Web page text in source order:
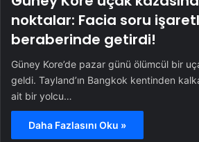
noktalar: Facia soru
beraberinde getirdi!
Güney Kore’de pazar günü ölümcül bir
geldi. Tayland’ın Bangkok kentinden
ait bir yolcu…
Daha Fazlasını Oku »